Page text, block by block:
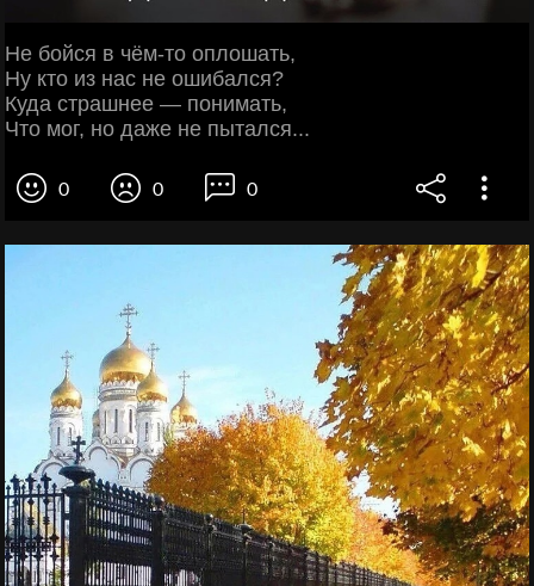
Не бойся в чём-то оплошать,
Ну кто из нас не ошибался?
Куда страшнее — понимать,
Что мог, но даже не пытался...
0 0 0